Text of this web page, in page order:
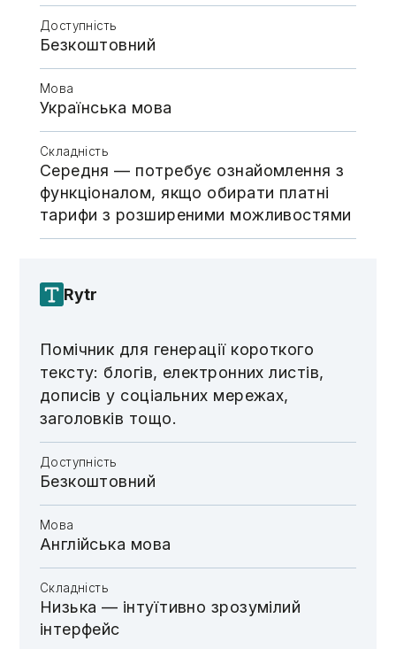
Доступність
Безкоштовний
Мова
Українська мова
Складність
Середня — потребує ознайомлення з
функціоналом, якщо обирати платні
тарифи з розширеними можливостями
Rytr
Помічник для генерації короткого
тексту: блогів, електронних листів,
дописів у соціальних мережах,
заголовків тощо.
Доступність
Безкоштовний
Мова
Англійська мова
Складність
Низька — інтуїтивно зрозумілий
інтерфейс